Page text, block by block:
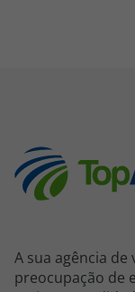
A sua agência
preocupação de